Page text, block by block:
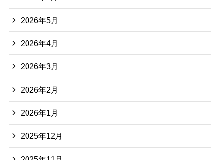
2026年5月
2026年4月
2026年3月
2026年2月
2026年1月
2025年12月